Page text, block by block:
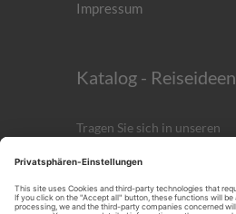
Impressum
Katalog - Reiseideen
Tragen Sie sich in unseren